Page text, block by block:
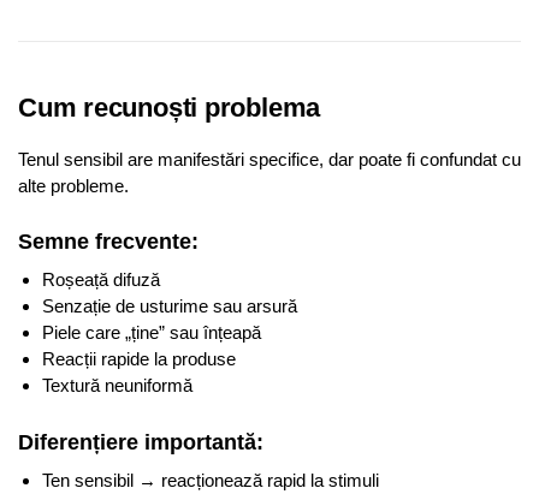
Cum recunoști problema
Tenul sensibil are manifestări specifice, dar poate fi confundat cu
alte probleme.
Semne frecvente:
Roșeață difuză
Senzație de usturime sau arsură
Piele care „ține” sau înțeapă
Reacții rapide la produse
Textură neuniformă
Diferențiere importantă:
Ten sensibil → reacționează rapid la stimuli